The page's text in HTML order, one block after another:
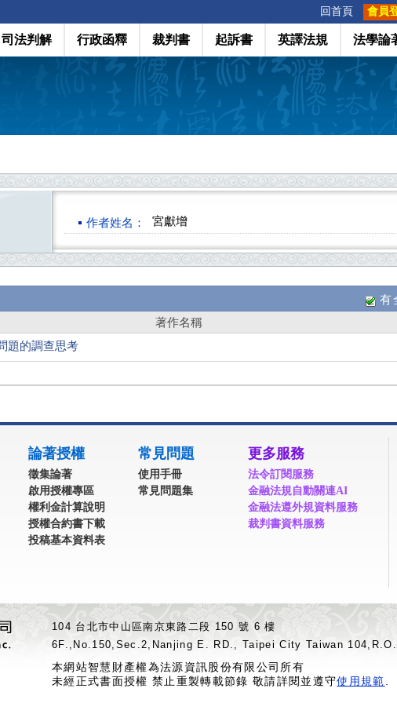
回首頁 會員
司法判解 行政函釋 裁判書 起訴書 英譯法規 法學論
作者姓名： 宮獻增
有
著作名稱
題的調查思考
論著授權
徵集論著
啟用授權專區
權利金計算說明
授權合約書下載
投稿基本資料表
常見問題
使用手冊
常見問題集
更多服務
法令訂閱服務
金融法規自動關連AI
金融法遵外規資料服務
裁判書資料服務
104 台北市中山區南京東路二段 150 號 6 樓
6F.,No.150,Sec.2,Nanjing E. RD., Taipei City Taiwan
本網站智慧財產權為法源資訊股份有限公司所有
未經正式書面授權 禁止重製轉載節錄 敬請詳閱並遵守使用規範